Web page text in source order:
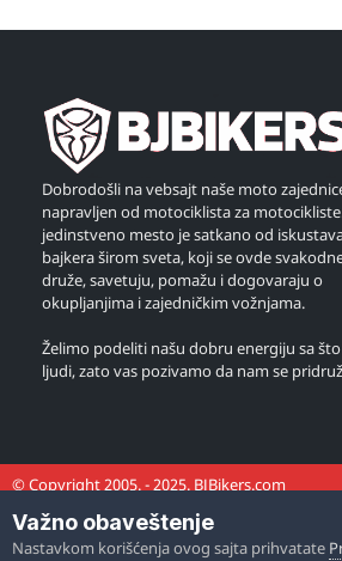
Dobrodošli na vebsajt naše moto
napravljen od motociklista za
jedinstveno mesto je satkano od
bajkera širom sveta, koji se ovde
druže, savetuju, pomažu i dogovaraju o
okupljanjima i zajedničkim vožnjama.
Želimo podeliti našu dobru energiju sa
ljudi, zato vas pozivamo da nam se
© Copyright 2005. - 2025. BJBikers.com
Važno obaveštenje
Nastavkom korišćenja ovog sajta prihvatate